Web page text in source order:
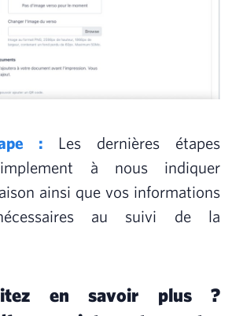
: Les dernières étapes
à nous indiquer
ainsi que vos informations
au suivi de la
en savoir plus ?